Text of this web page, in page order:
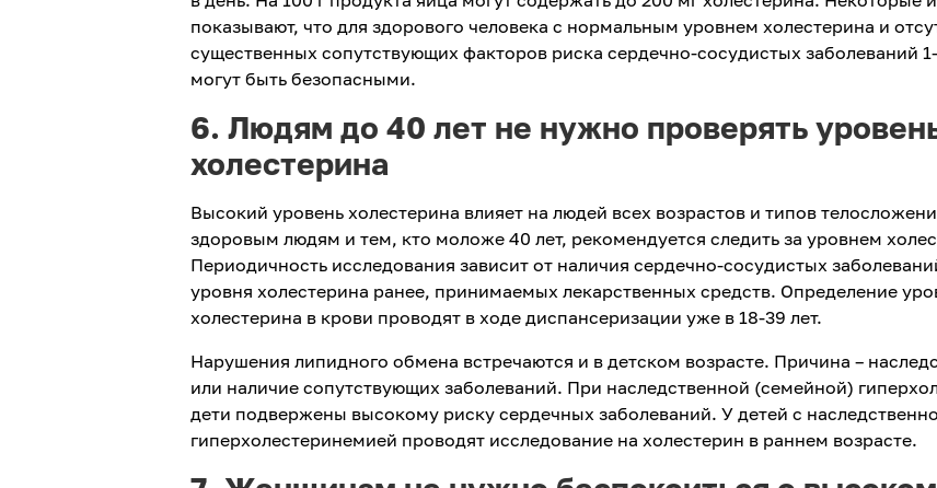
показывают, что для здорового человека с нормальным уровнем холестерина и
существенных сопутствующих факторов риска сердечно-сосудистых заболеваний
могут быть безопасными.
6. Людям до 40 лет не нужно проверять
холестерина
Высокий уровень холестерина влияет на людей всех возрастов и типов
здоровым людям и тем, кто моложе 40 лет, рекомендуется следить за уровнем
Периодичность исследования зависит от наличия сердечно-сосудистых
уровня холестерина ранее, принимаемых лекарственных средств. Определение
холестерина в крови проводят в ходе диспансеризации уже в 18-39 лет.
Нарушения липидного обмена встречаются и в детском возрасте. Причина –
или наличие сопутствующих заболеваний. При наследственной (семейной)
дети подвержены высокому риску сердечных заболеваний. У детей с
гиперхолестеринемией проводят исследование на холестерин в раннем возрасте.